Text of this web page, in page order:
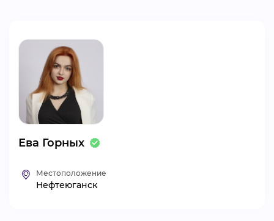
АКТИВИСТЫ
ПРОЕКТЫ
АНАЛИТИКА
БАЗА ЗНАНИЙ
ВИДЕОКУРСЫ
Ева Горных
Местоположение
Нефтеюганск